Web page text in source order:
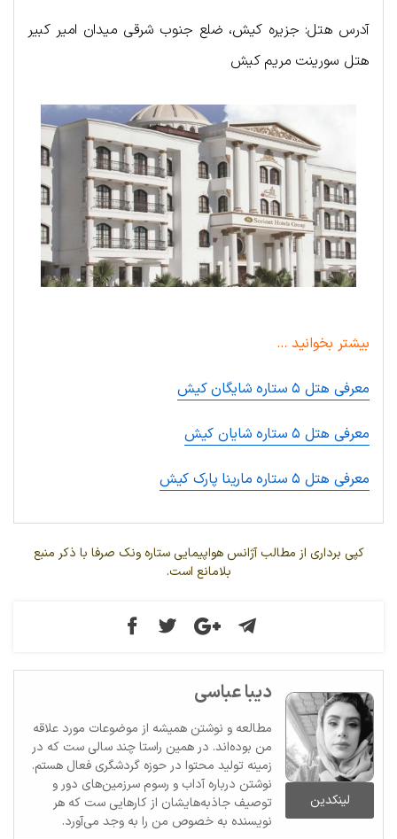
آدرس هتل: جزیره کیش، ضلع جنوب شرقی میدان امیر کبیر
هتل سورینت مریم کیش
بیشتر بخوانید …
معرفی هتل ۵ ستاره شایگان کیش
معرفی هتل ۵ ستاره شایان کیش
معرفی هتل ۵ ستاره مارینا پارک کیش
کپی برداری از مطالب آژانس هواپیمایی ستاره ونک صرفا با ذکر منبع
بلامانع است.
لینکدین
دیبا عباسی
مطالعه و نوشتن همیشه از موضوعات مورد علاقه
من بوده‌اند. در همین راستا چند سالی ست که در
زمینه تولید محتوا در حوزه گردشگری فعال هستم.
نوشتن درباره آداب و رسوم سرزمین‌های دور و
توصیف جاذبه‌هایشان از کارهایی ست که هر
نویسنده به خصوص من را به وجد می‌آورد.